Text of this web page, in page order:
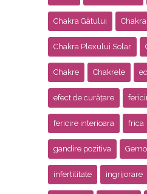
Chakra Gâtului
Chakra Plexului Solar
Chakre Chakrele
efect de curățare
fericire interioara frica
gandire pozitiva
infertilitate ingrijorare